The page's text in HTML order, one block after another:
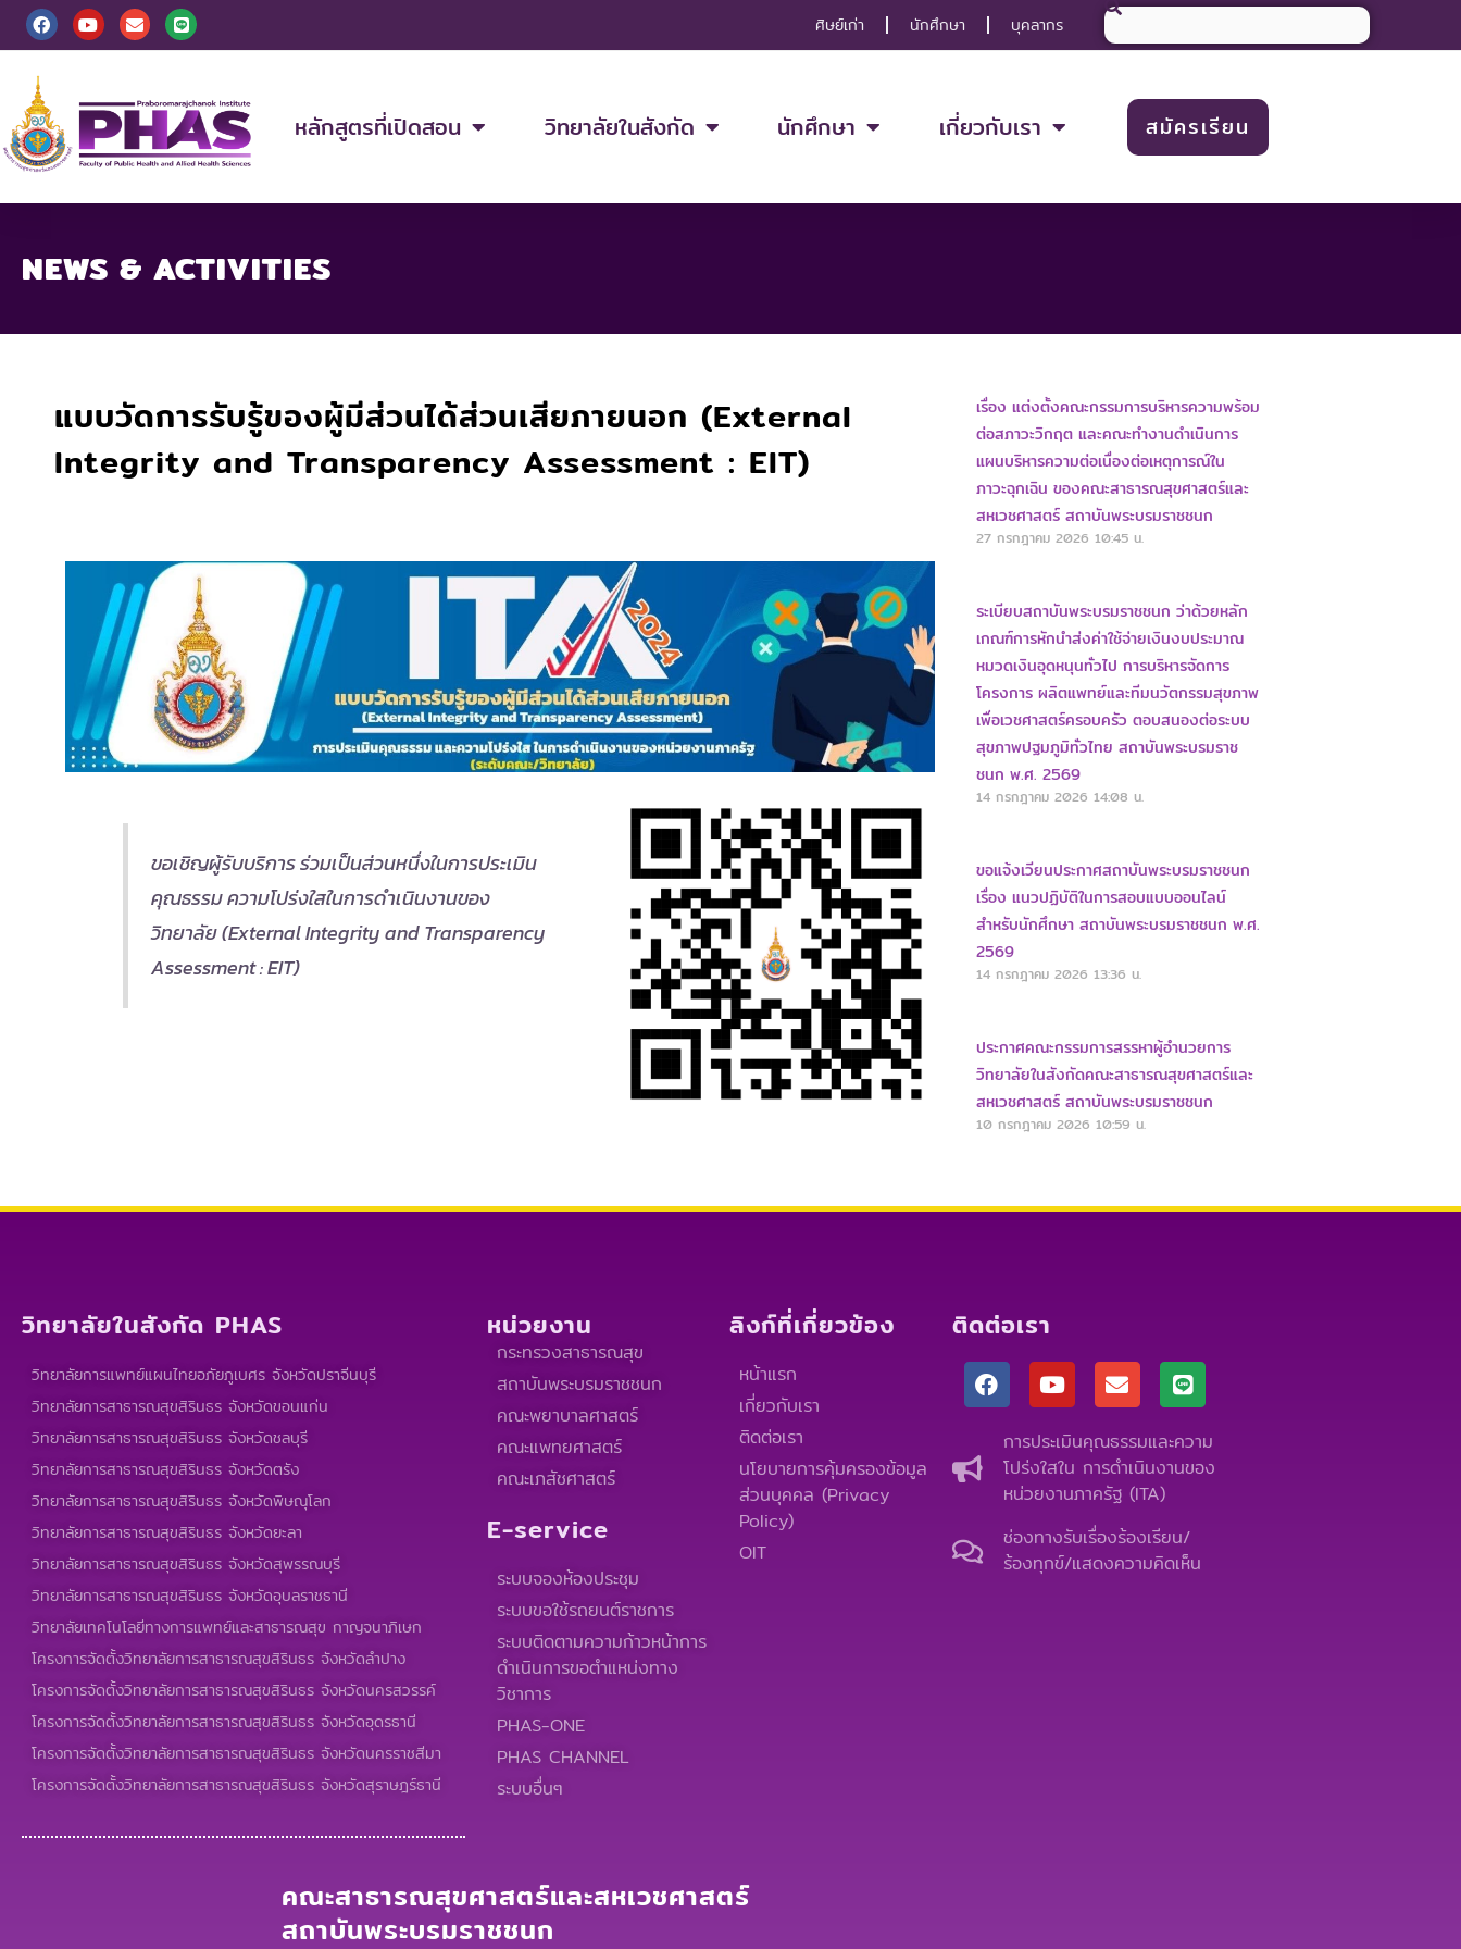
Skip F
a
c
b
o
o
k
Y
o
u
b
e
E
n
v
o
p
e
L
i
n
ศิษย์เก่า นักศึกษา บุคลากร Search
หลักสูตรที่เปิดสอน วิทยาลัยในสังกัด นักศึกษา เกี่ยวกับเรา สมัครเรียน
NEWS & ACTIVITIES
แบบวัดการรับรู้ของผู้มีส่วนได้ส่วนเสียภายนอก (External
Integrity and Transparency Assessment : EIT)
ขอเชิญผู้รับบริการ ร่วมเป็นส่วนหนึ่งในการประเมิน
คุณธรรม ความโปร่งใสในการดำเนินงานของ
วิทยาลัย (External Integrity and Transparency
Assessment : EIT)
เรื่อง แต่งตั้งคณะกรรมการบริหารความพร้อม
ต่อสภาวะวิกฤต และคณะทำงานดำเนินการ
แผนบริหารความต่อเนื่องต่อเหตุการณ์ใน
ภาวะฉุกเฉิน ของคณะสาธารณสุขศาสตร์และ
สหเวชศาสตร์ สถาบันพระบรมราชชนก
27 กรกฎาคม 2026 10:45 น.
ระเบียบสถาบันพระบรมราชชนก ว่าด้วยหลัก
เกณฑ์การหักนำส่งค่าใช้จ่ายเงินงบประมาณ
หมวดเงินอุดหนุนทั่วไป การบริหารจัดการ
โครงการ ผลิตแพทย์และทีมนวัตกรรมสุขภาพ
เพื่อเวชศาสตร์ครอบครัว ตอบสนองต่อระบบ
สุขภาพปฐมภูมิทั่วไทย สถาบันพระบรมราช
ชนก พ.ศ. 2569
14 กรกฎาคม 2026 14:08 น.
ขอแจ้งเวียนประกาศสถาบันพระบรมราชชนก
เรื่อง แนวปฏิบัติในการสอบแบบออนไลน์
สำหรับนักศึกษา สถาบันพระบรมราชชนก พ.ศ.
2569
14 กรกฎาคม 2026 13:36 น.
ประกาศคณะกรรมการสรรหาผู้อำนวยการ
วิทยาลัยในสังกัดคณะสาธารณสุขศาสตร์และ
สหเวชศาสตร์ สถาบันพระบรมราชชนก
10 กรกฎาคม 2026 10:59 น.
วิทยาลัยในสังกัด PHAS
วิทยาลัยการแพทย์แผนไทยอภัยภูเบศร จังหวัดปราจีนบุรี
วิทยาลัยการสาธารณสุขสิรินธร จังหวัดขอนแก่น
วิทยาลัยการสาธารณสุขสิรินธร จังหวัดชลบุรี
วิทยาลัยการสาธารณสุขสิรินธร จังหวัดตรัง
วิทยาลัยการสาธารณสุขสิรินธร จังหวัดพิษณุโลก
วิทยาลัยการสาธารณสุขสิรินธร จังหวัดยะลา
วิทยาลัยการสาธารณสุขสิรินธร จังหวัดสุพรรณบุรี
วิทยาลัยการสาธารณสุขสิรินธร จังหวัดอุบลราชธานี
วิทยาลัยเทคโนโลยีทางการแพทย์และสาธารณสุข กาญจนาภิเษก
โครงการจัดตั้งวิทยาลัยการสาธารณสุขสิรินธร จังหวัดลำปาง
โครงการจัดตั้งวิทยาลัยการสาธารณสุขสิรินธร จังหวัดนครสวรรค์
โครงการจัดตั้งวิทยาลัยการสาธารณสุขสิรินธร จังหวัดอุดรธานี
โครงการจัดตั้งวิทยาลัยการสาธารณสุขสิรินธร จังหวัดนครราชสีมา
โครงการจัดตั้งวิทยาลัยการสาธารณสุขสิรินธร จังหวัดสุราษฎร์ธานี
หน่วยงาน
กระทรวงสาธารณสุข
สถาบันพระบรมราชชนก
คณะพยาบาลศาสตร์
คณะแพทยศาสตร์
คณะเภสัชศาสตร์
E-service
ระบบจองห้องประชุม
ระบบขอใช้รถยนต์ราชการ
ระบบติดตามความก้าวหน้าการ
ดำเนินการขอตำแหน่งทาง
วิชาการ
PHAS-ONE
PHAS CHANNEL
ระบบอื่นๆ
ลิงก์ที่เกี่ยวข้อง
หน้าแรก
เกี่ยวกับเรา
ติดต่อเรา
นโยบายการคุ้มครองข้อมูล
ส่วนบุคคล (Privacy
Policy)
OIT
ติดต่อเรา
F
a
c
Y
o
u
t
u
b
e
E
n
v
e
l
o
p
e
L
i
n
e
การประเมินคุณธรรมและความ
โปร่งใสใน การดำเนินงานของ
หน่วยงานภาครัฐ (ITA)
ช่องทางรับเรื่องร้องเรียน/
ร้องทุกข์/แสดงความคิดเห็น
คณะสาธารณสุขศาสตร์และสหเวชศาสตร์
สถาบันพระบรมราชชนก